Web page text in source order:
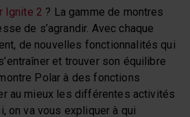
Ignite 2 ? La gamme de montres
de s’agrandir. Avec chaque
de nouvelles fonctionnalités qui
et trouver son équilibre
Polar à des fonctions
au mieux les différentes activités
on va vous expliquer à qui